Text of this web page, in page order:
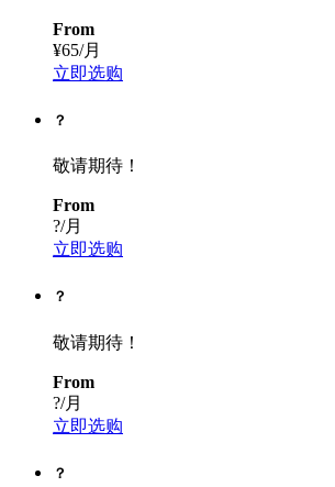
From
¥65/月
立即选购
？
敬请期待！
From
?/月
立即选购
？
敬请期待！
From
?/月
立即选购
？